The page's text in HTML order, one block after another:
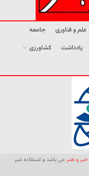
علم و فناوری
جامعه
یادداشت
کشاورزی
خبر و هنر می باشد و استفاده غیر